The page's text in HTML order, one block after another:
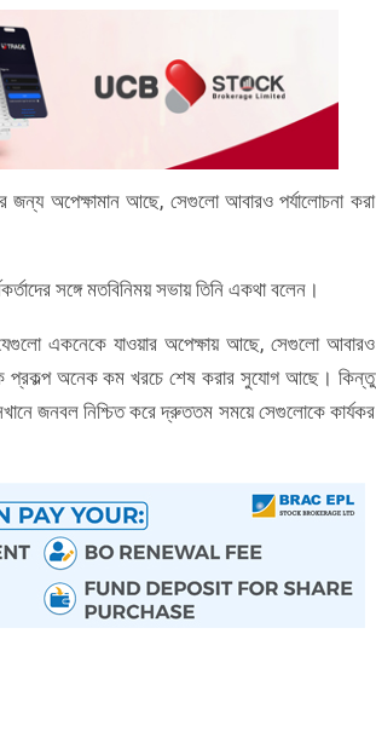
জন্য অপেক্ষামান আছে, সেগুলো আবারও পর্যালোচনা করা
সঙ্গে মতবিনিময় সভায় তিনি একথা বলেন।
যেগুলো একনেকে যাওয়ার অপেক্ষায় আছে, সেগুলো আবারও
প্রকল্প অনেক কম খরচে শেষ করার সুযোগ আছে। কিন্তু
জনবল নিশ্চিত করে দ্রুততম সময়ে সেগুলোকে কার্যকর